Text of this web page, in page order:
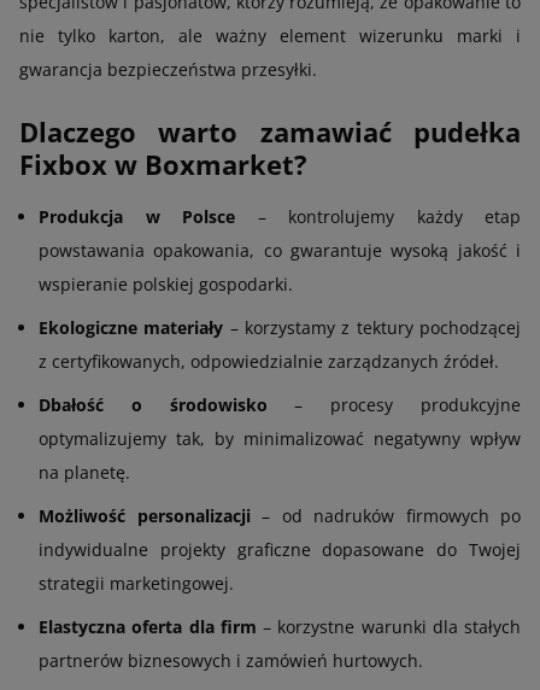
nie tylko karton, ale ważny element wizerunku marki i
gwarancja bezpieczeństwa przesyłki.
Dlaczego warto zamawiać pudełka
Fixbox w Boxmarket?
Produkcja w Polsce – kontrolujemy każdy etap
powstawania opakowania, co gwarantuje wysoką jakość i
wspieranie polskiej gospodarki.
Ekologiczne materiały – korzystamy z tektury pochodzącej
z certyfikowanych, odpowiedzialnie zarządzanych źródeł.
Dbałość o środowisko – procesy produkcyjne
optymalizujemy tak, by minimalizować negatywny wpływ
na planetę.
Możliwość personalizacji – od nadruków firmowych po
indywidualne projekty graficzne dopasowane do Twojej
strategii marketingowej.
Elastyczna oferta dla firm – korzystne warunki dla stałych
partnerów biznesowych i zamówień hurtowych.